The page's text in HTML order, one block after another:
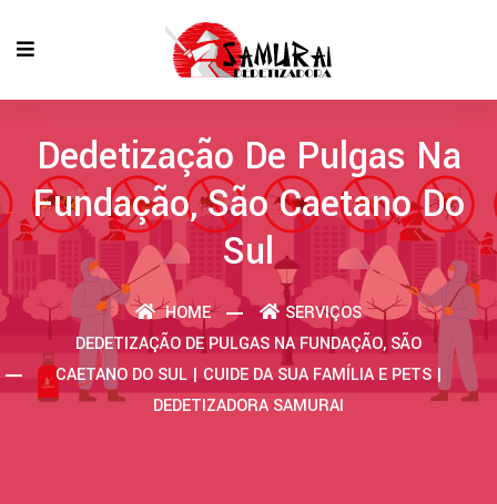
Dedetização De Pulgas Na
Fundação, São Caetano Do
Sul
HOME
SERVIÇOS
DEDETIZAÇÃO DE PULGAS NA FUNDAÇÃO, SÃO
CAETANO DO SUL | CUIDE DA SUA FAMÍLIA E PETS |
DEDETIZADORA SAMURAI